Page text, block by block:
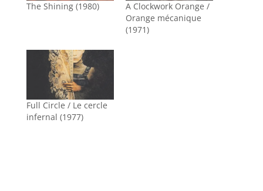
The Shining (1980)
A Clockwork Orange /
Orange mécanique
(1971)
Full Circle / Le cercle
infernal (1977)